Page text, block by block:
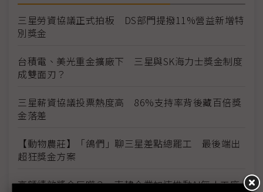
三星勞資協議正式拍板 DS部門提撥11%營益新增特
別獎金
台積電、美光重金擴廠下 三星與SK海力士獎金制度
成雙面刃？
三星薪資協議投票熱度高 86%支持率背後藏百倍獎
金落差
【動物農莊】「鴿們」聊三星差點總罷工 最後端出
超狂獎金方案
高額績效獎金反噬？ 南韓企業加速推動AI無人工廠